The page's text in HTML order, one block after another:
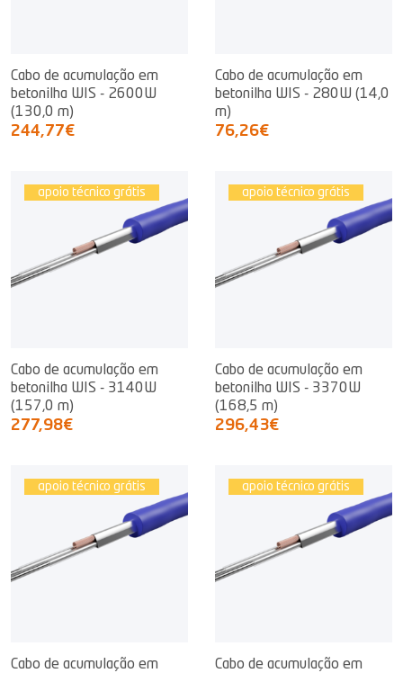
Cabo de acumulação em
betonilha WIS - 2600W
(130,0 m)
244,77€
Cabo de acumulação em
betonilha WIS - 280W (14,0
m)
76,26€
apoio técnico grátis
Cabo de acumulação em
betonilha WIS - 3140W
(157,0 m)
277,98€
apoio técnico grátis
Cabo de acumulação em
betonilha WIS - 3370W
(168,5 m)
296,43€
apoio técnico grátis
Cabo de acumulação em
apoio técnico grátis
Cabo de acumulação em